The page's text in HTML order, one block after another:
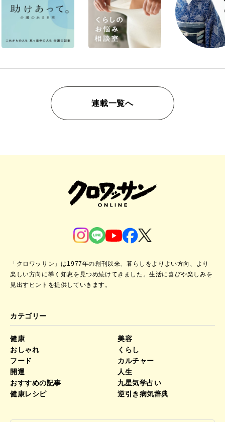
連載一覧へ
「クロワッサン」は1977年の創刊以来、暮らしをよりよい方向、より
楽しい方向に導く知恵を見つめ続けてきました。生活に喜びや楽しみを
見出すヒントを提供していきます。
カテゴリー
健康
美容
おしゃれ
くらし
フード
カルチャー
開運
人生
おすすめの記事
九星気学占い
健康レシピ
逆引き病気辞典